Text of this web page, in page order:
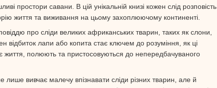
простори савани. В цій унікальній книзі кожен слід розповість
життя та виживання на цьому захоплюючому континенті.
про сліди великих африканських тварин, таких як слони,
відбиток лапи або копита стає ключем до розуміння, як ці
життя, полюють та пристосовуються до непередбачуваного
лише вивчає малечу впізнавати сліди різних тварин, але й